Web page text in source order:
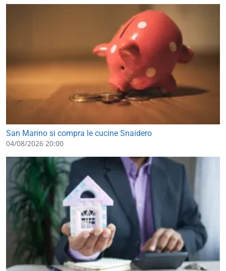
San Marino si compra le cucine Snaidero
04/08/2026 20:00